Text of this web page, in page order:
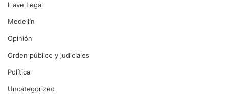
Llave Legal
Medellín
Opinión
Orden público y judiciales
Política
Uncategorized